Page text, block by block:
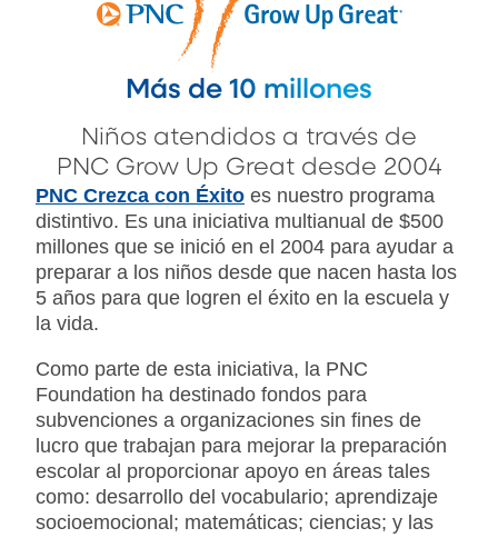
Más de 10 millones
Niños atendidos a través de
PNC Grow Up Great desde 2004
PNC Crezca con Éxito es nuestro programa
distintivo. Es una iniciativa multianual de $500
millones que se inició en el 2004 para ayudar a
preparar a los niños desde que nacen hasta los
5 años para que logren el éxito en la escuela y
la vida.
Como parte de esta iniciativa, la PNC
Foundation ha destinado fondos para
subvenciones a organizaciones sin fines de
lucro que trabajan para mejorar la preparación
escolar al proporcionar apoyo en áreas tales
como: desarrollo del vocabulario; aprendizaje
socioemocional; matemáticas; ciencias; y las